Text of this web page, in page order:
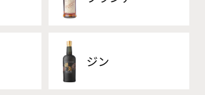
ジン